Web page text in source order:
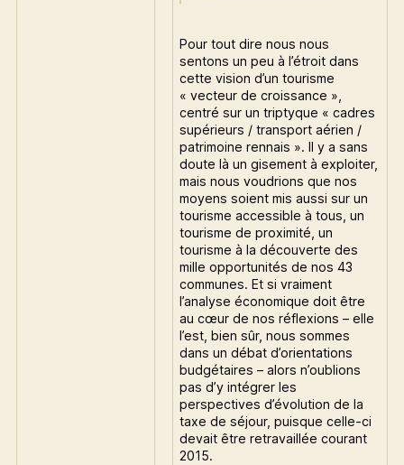
Pour tout dire nous nous
sentons un peu à l’étroit dans
cette vision d’un tourisme
« vecteur de croissance »,
centré sur un triptyque « cadres
supérieurs / transport aérien /
patrimoine rennais ». Il y a sans
doute là un gisement à exploiter,
mais nous voudrions que nos
moyens soient mis aussi sur un
tourisme accessible à tous, un
tourisme de proximité, un
tourisme à la découverte des
mille opportunités de nos 43
communes. Et si vraiment
l’analyse économique doit être
au cœur de nos réflexions – elle
l’est, bien sûr, nous sommes
dans un débat d’orientations
budgétaires – alors n’oublions
pas d’y intégrer les
perspectives d’évolution de la
taxe de séjour, puisque celle-ci
devait être retravaillée courant
2015.